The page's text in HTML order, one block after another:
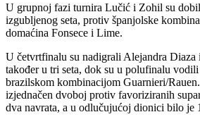
U grupnoj fazi turnira Lučić i Zohil su
izgubljenog seta, protiv španjolske
domaćina Fonsece i Lime.
U četvrtfinalu su nadigrali Alejandra
također u tri seta, dok su u polufinalu
brazilskom kombinacijom Guarnieri/
izjednačen dvoboj protiv favoriziranih
dva navrata, a u odlučujućoj dionici bilo je